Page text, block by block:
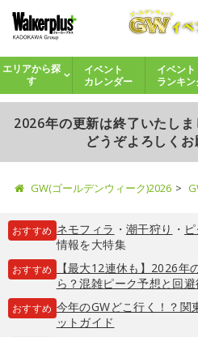
エリアから探
す
イベント
カレンダー
イベント
ランキン
2026年の更新は終了いたし
どうぞよろしくお
GW(ゴールデンウィーク)2026
おすすめ ネモフィラ ・ 潮干狩り ・
情報を大特集
おすすめ
【最大12連休も】2026年
ら？混雑ピーク予想と回
おすすめ 今年のGWどこ行く！？関
ットガイド